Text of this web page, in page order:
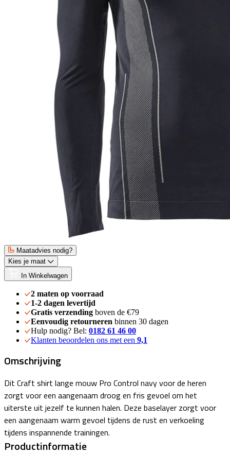
Maatadvies nodig?
Kies je maat
In Winkelwagen
2 maten op voorraad
1-2 dagen levertijd
Gratis verzending boven de €79
Eenvoudig retourneren binnen 30 dagen
Hulp nodig? Bel: 0182 61 46 00
Klanten beoordelen ons met een 9,1
Omschrijving
Dit Craft shirt lange mouw Pro Control navy voor de heren
zorgt voor een aangenaam droog en fris gevoel om het
uiterste uit jezelf te kunnen halen. Deze baselayer zorgt voor
een aangenaam warm gevoel tijdens de rust en verkoeling
tijdens inspannende trainingen.
Productinformatie